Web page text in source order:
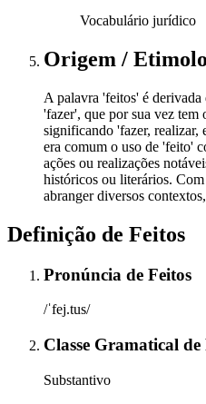
Vocabulário jurídico
Origem /
A palavra 'feitos' é
'fazer', que por sua vez tem
significando 'fazer, realizar,
era comum o uso de 'feito'
ações ou realizações
históricos ou literários.
abranger diversos
Definição de Feitos
Pronúncia de Feitos
/ˈfej.tus/
Classe Gramatical de
Substantivo